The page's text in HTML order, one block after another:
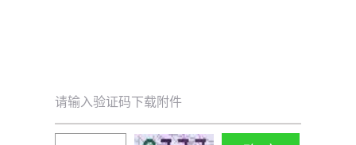
请输入验证码下载附件